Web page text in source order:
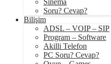
Sinema
Soru? Cevap?
Bilişim
ADSL – VOIP – SIP
Program – Software
Akilli Telefon
PC Soru? Cevap?